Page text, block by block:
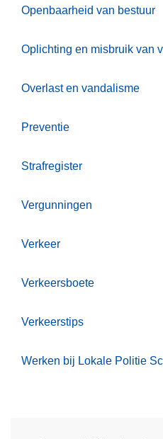
Openbaarheid van bestuur
Oplichting en misbruik van
Overlast en vandalisme
Preventie
Strafregister
Vergunningen
Verkeer
Verkeersboete
Verkeerstips
Werken bij Lokale Politie